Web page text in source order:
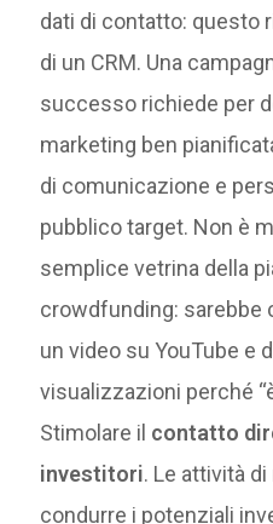
dati di contatto: questo
di un CRM. Una
successo richiede per
marketing ben
di comunicazione e
pubblico target. Non è
semplice vetrina della
crowdfunding: sarebbe
un video su YouTube e
visualizzazioni perché
Stimolare il contatto
investitori. Le attività
condurre i potenziali